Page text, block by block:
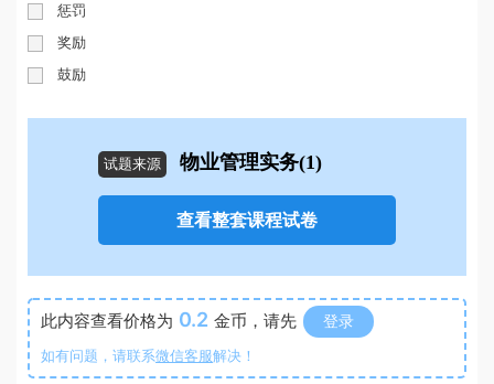
惩罚
奖励
鼓励
试题来源 物业管理实务(1)
查看整套课程试卷
此内容查看价格为 0.2 金币，请先 登录
如有问题，请联系微信客服解决！